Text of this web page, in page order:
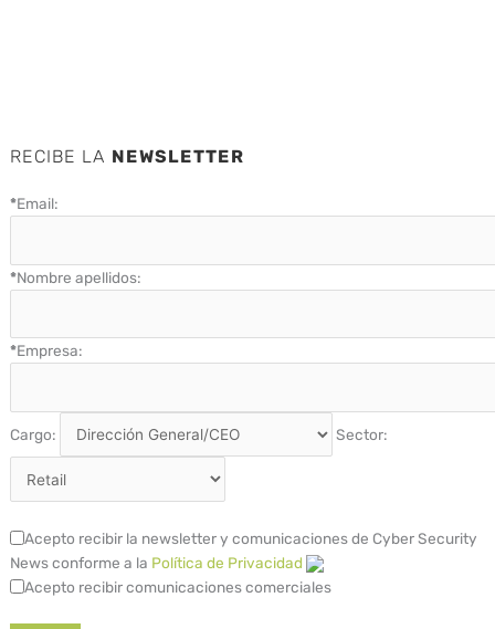
RECIBE LA NEWSLETTER
*Email:
*Nombre apellidos:
*Empresa:
Cargo: Sector:
Acepto recibir la newsletter y comunicaciones de Cyber Security
News conforme a la Política de Privacidad
Acepto recibir comunicaciones comerciales